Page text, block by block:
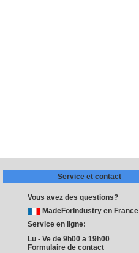
Service et contact
Vous avez des questions?
MadeForIndustry en France
Service en ligne:
Lu - Ve de 9h00 a 19h00
Formulaire de contact